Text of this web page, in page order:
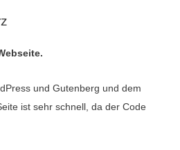
und Gutenberg und dem
ist sehr schnell, da der Code